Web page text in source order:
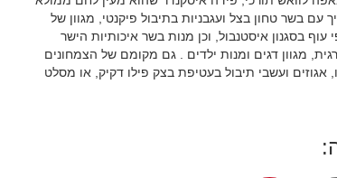
בשר טחון בצל ועגבניות בתיבול פיקנטי, מגוון של
בסגנון איסטנבול, וכן מנות בשר איכותיות הישר
מגוון דגים ומנות ילדים . גם מקומם של הצמחונים
ועשבי תיבול בעטיפת בצק פילו דקיק, או מסלט